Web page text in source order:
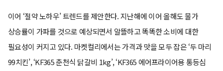
이어 ‘절약 노하우’ 트렌드를 제안한다. 지난해에 이어 올해도 물가
상승률이 가파를 것으로 예상되면서 알뜰하고 똑똑한 소비에 대한
필요성이 커지고 있다. 마켓컬리에서는 가격과 맛을 모두 잡은 ‘두 마리
99치킨’, ‘KF365 춘천식 닭갈비 1kg’, ‘KF365 에어프라이어용 통등심